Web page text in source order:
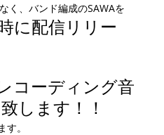
く、バンド編成のSAWAを
に配信リリー
コーディング音
します！！
。